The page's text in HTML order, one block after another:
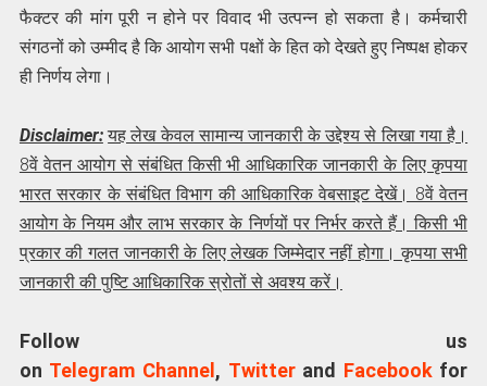
फैक्‍टर की मांग पूरी न होने पर विवाद भी उत्पन्न हो सकता है। कर्मचारी
संगठनों को उम्मीद है कि आयोग सभी पक्षों के हित को देखते हुए निष्पक्ष होकर
ही निर्णय लेगा।
Disclaimer: यह लेख केवल सामान्य जानकारी के उद्देश्य से लिखा गया है।
8वें वेतन आयोग से संबंधित किसी भी आधिकारिक जानकारी के लिए कृपया
भारत सरकार के संबंधित विभाग की आधिकारिक वेबसाइट देखें। 8वें वेतन
आयोग के नियम और लाभ सरकार के निर्णयों पर निर्भर करते हैं। किसी भी
प्रकार की गलत जानकारी के लिए लेखक जिम्मेदार नहीं होगा। कृपया सभी
जानकारी की पुष्टि आधिकारिक स्रोतों से अवश्य करें।
Follow us
on Telegram Channel , Twitterand Facebookfor